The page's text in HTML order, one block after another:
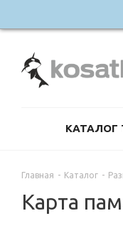
КАТАЛОГ
Главная - Каталог -
Карта